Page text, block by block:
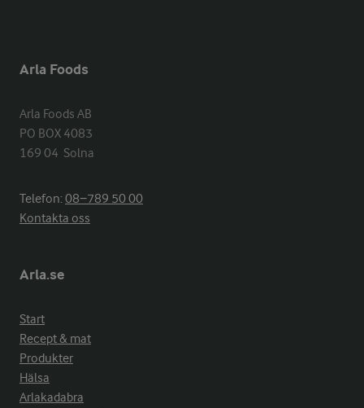
Arla Foods
Arla Foods AB
PO BOX 4083
169 04  Solna
Telefon:08−789 50 00
Kontakta oss
Arla.se
Start
Recept & mat
Produkter
Hälsa
Arlakadabra